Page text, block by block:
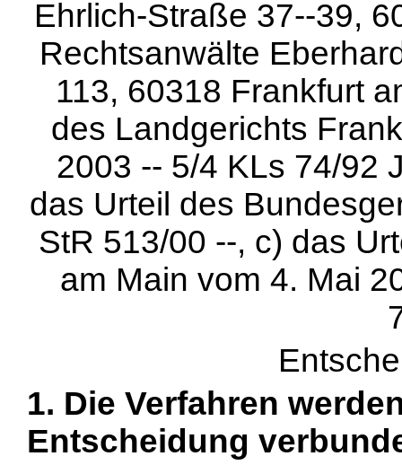
Ehrlich-Straße 37--39,
Rechtsanwälte
113, 60318 Frankfurt
des Landgerichts
2003 -- 5/4 KLs 74/92
das Urteil des
StR 513/00 --, c) das
am Main vom 4. Mai
1. Die Verfahren
Entscheidung